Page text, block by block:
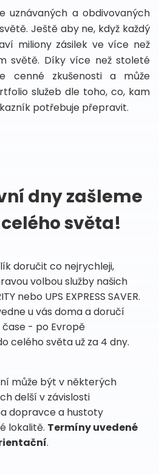
uznávaných a obdivovaných
Ještě aby ne, když každý
miliony zásilek ve více než
světě. Díky více než stoleté
cenné zkušenosti a může
služeb dle toho, co, kam
potřebuje přepravit.
dny zašleme
světa!
doručit co nejrychleji,
volbou služby našich
nebo UPS EXPRESS SAVER.
u vás doma a doručí
- po Evropě
celého světa už za 4 dny.
může být v některých
delší v závislosti
dopravce a hustoty
lokalitě. Termíny uvedené
.